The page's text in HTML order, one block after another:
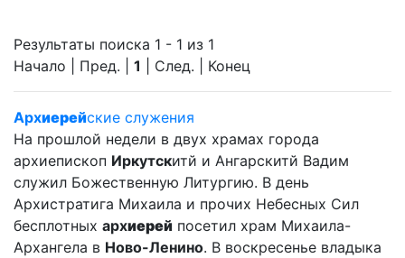
Результаты поиска 1 - 1 из 1
Начало | Пред. | 1 | След. | Конец
Архиерейские служения
На прошлой недели в двух храмах города
архиепископ Иркутскитй и Ангарскитй Вадим
служил Божественную Литургию. В день
Архистратига Михаила и прочих Небесных Сил
бесплотных архиерей посетил храм Михаила-
Архангела в Ново-Ленино. В воскресенье владыка